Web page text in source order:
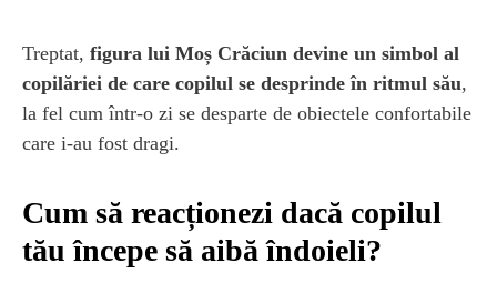
Treptat, figura lui Moș Crăciun devine un simbol al
copilăriei de care copilul se desprinde în ritmul său,
la fel cum într-o zi se desparte de obiectele confortabile
care i-au fost dragi.
Cum să reacționezi dacă copilul
tău începe să aibă îndoieli?